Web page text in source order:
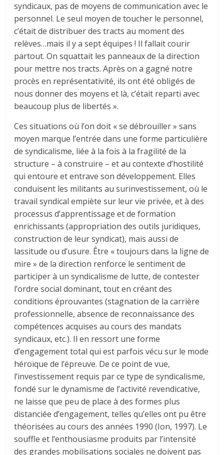
syndicaux, pas de moyens de communication avec le
personnel. Le seul moyen de toucher le personnel,
c’était de distribuer des tracts au moment des
relèves…mais il y a sept équipes ! Il fallait courir
partout. On squattait les panneaux de la direction
pour mettre nos tracts. Après on a gagné notre
procès en représentativité, ils ont été obligés de
nous donner des moyens et là, c’était reparti avec
beaucoup plus de libertés ».
Ces situations où l’on doit « se débrouiller » sans
moyen marque l’entrée dans une forme particulière
de syndicalisme, liée à la fois à la fragilité de la
structure – à construire – et au contexte d’hostilité
qui entoure et entrave son développement. Elles
conduisent les militants au surinvestissement, où le
travail syndical empiète sur leur vie privée, et à des
processus d’apprentissage et de formation
enrichissants (appropriation des outils juridiques,
construction de leur syndicat), mais aussi de
lassitude ou d’usure. Être « toujours dans la ligne de
mire » de la direction renforce le sentiment de
participer à un syndicalisme de lutte, de contester
l’ordre social dominant, tout en créant des
conditions éprouvantes (stagnation de la carrière
professionnelle, absence de reconnaissance des
compétences acquises au cours des mandats
syndicaux, etc.). Il en ressort une forme
d’engagement total qui est parfois vécu sur le mode
héroïque de l’épreuve. De ce point de vue,
l’investissement requis par ce type de syndicalisme,
fondé sur le dynamisme de l’activité revendicative,
ne laisse que peu de place à des formes plus
distanciée d’engagement, telles qu’elles ont pu être
théorisées au cours des années 1990 (Ion, 1997). Le
souffle et l’enthousiasme produits par l’intensité
des grandes mobilisations sociales ne doivent pas